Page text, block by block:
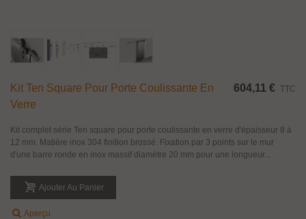
Kit Ten Square Pour Porte Coulissante En
Verre
604,11 € TTC
Kit complet série Ten square pour porte coulissante en verre d'épaisseur 8 à
12 mm. Matière inox 304 finition brossé. Fixation par 3 points sur le mur
d'une barre ronde en inox massif diamètre 20 mm pour une longueur...
Ajouter Au Panier
Aperçu